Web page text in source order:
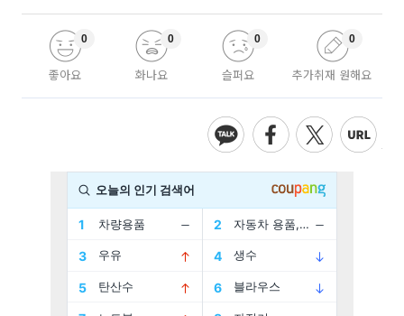
좋아요
0
화나요
0
슬퍼요
0
추가취재 원해요
0